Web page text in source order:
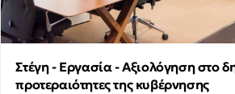
Στέγη - Εργασία - Αξιολόγηση στο
προτεραιότητες της κυβέρνησης